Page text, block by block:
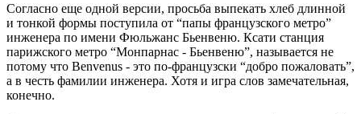
Согласно еще одной версии, просьба выпекать хлеб длинной
и тонкой формы поступила от “папы французского метро”
инженера по имени Фюльжанс Бьенвеню. Ксати станция
парижского метро “Монпарнас - Бьенвеню”, называется не
потому что Benvenus - это по-французски “добро пожаловать”,
а в честь фамилии инженера. Хотя и игра слов замечательная,
конечно.